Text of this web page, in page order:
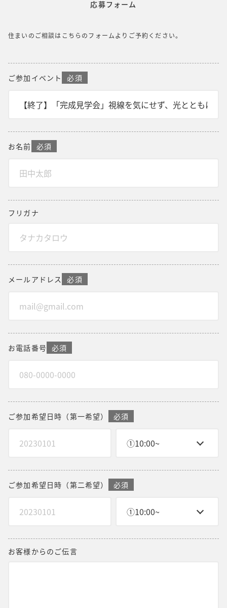
応募フォーム
住まいのご相談はこちらのフォームよりご予約ください。
ご参加イベント 必須
お名前 必須
フリガナ
メールアドレス 必須
お電話番号 必須
ご参加希望日時 （第一希望） 必須
ご参加希望日時 （第二希望） 必須
お客様からのご伝言